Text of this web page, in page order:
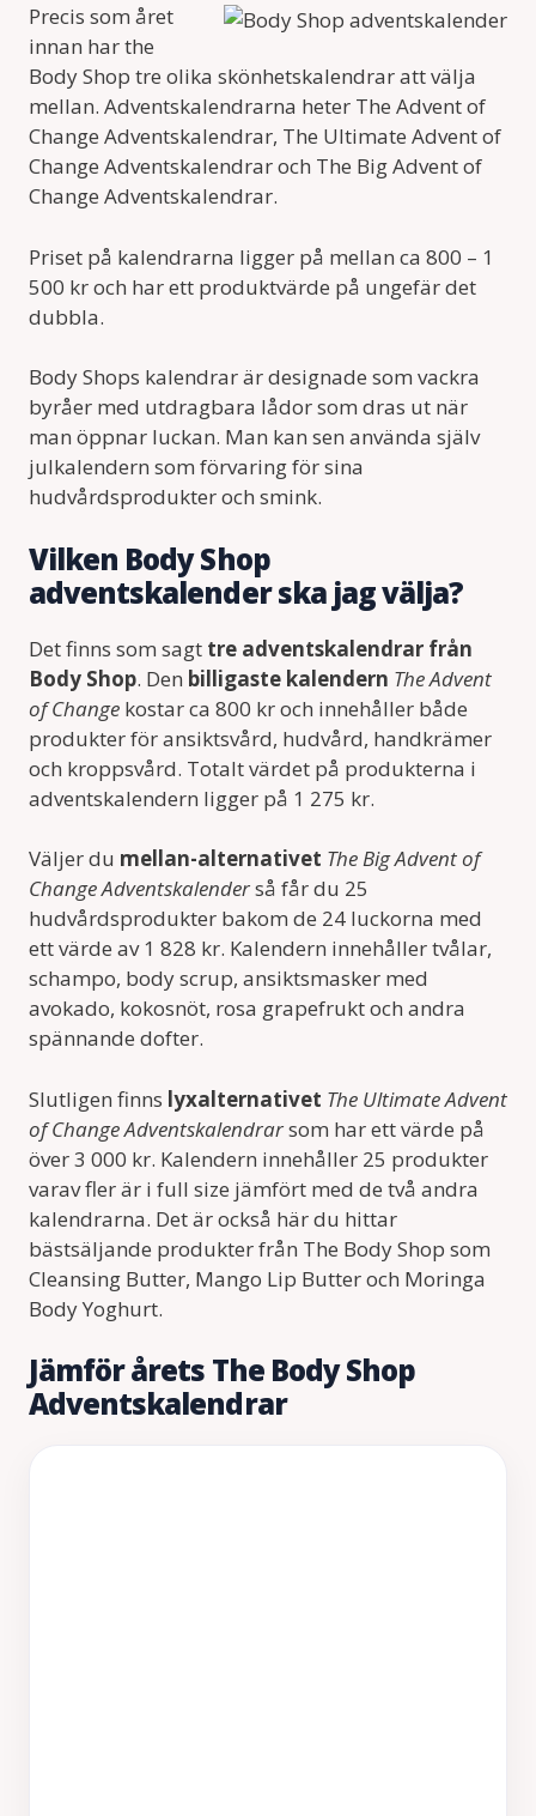
Precis som året
innan har the
Body Shop tre olika skönhetskalendrar att välja
mellan. Adventskalendrarna heter The Advent of
Change Adventskalendrar, The Ultimate Advent of
Change Adventskalendrar och The Big Advent of
Change Adventskalendrar.
Priset på kalendrarna ligger på mellan ca 800 – 1
500 kr och har ett produktvärde på ungefär det
dubbla.
Body Shops kalendrar är designade som vackra
byråer med utdragbara lådor som dras ut när
man öppnar luckan. Man kan sen använda själv
julkalendern som förvaring för sina
hudvårdsprodukter och smink.
Vilken Body Shop
adventskalender ska jag välja?
Det finns som sagt tre adventskalendrar från
Body Shop. Den billigaste kalendern The Advent
of Change kostar ca 800 kr och innehåller både
produkter för ansiktsvård, hudvård, handkrämer
och kroppsvård. Totalt värdet på produkterna i
adventskalendern ligger på 1 275 kr.
Väljer du mellan-alternativet The Big Advent of
Change Adventskalenderså får du 25
hudvårdsprodukter bakom de 24 luckorna med
ett värde av 1 828 kr. Kalendern innehåller tvålar,
schampo, body scrup, ansiktsmasker med
avokado, kokosnöt, rosa grapefrukt och andra
spännande dofter.
Slutligen finns lyxalternativet The Ultimate Advent
of Change Adventskalendrarsom har ett värde på
över 3 000 kr. Kalendern innehåller 25 produkter
varav fler är i full size jämfört med de två andra
kalendrarna. Det är också här du hittar
bästsäljande produkter från The Body Shop som
Cleansing Butter, Mango Lip Butter och Moringa
Body Yoghurt.
Jämför årets The Body Shop
Adventskalendrar